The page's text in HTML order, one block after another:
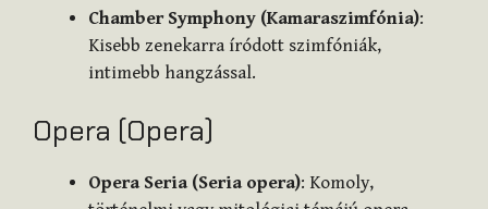
Chamber Symphony (Kamaraszimfónia):
Kisebb zenekarra íródott szimfóniák,
intimebb hangzással.
Opera (Opera)
Opera Seria (Seria opera): Komoly,